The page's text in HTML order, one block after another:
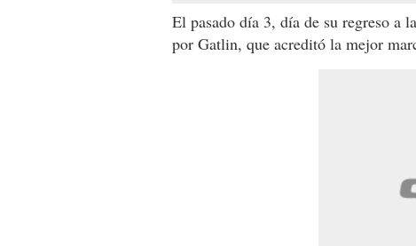
El pasado día 3, día de su regreso a
por Gatlin, que acreditó la mejor